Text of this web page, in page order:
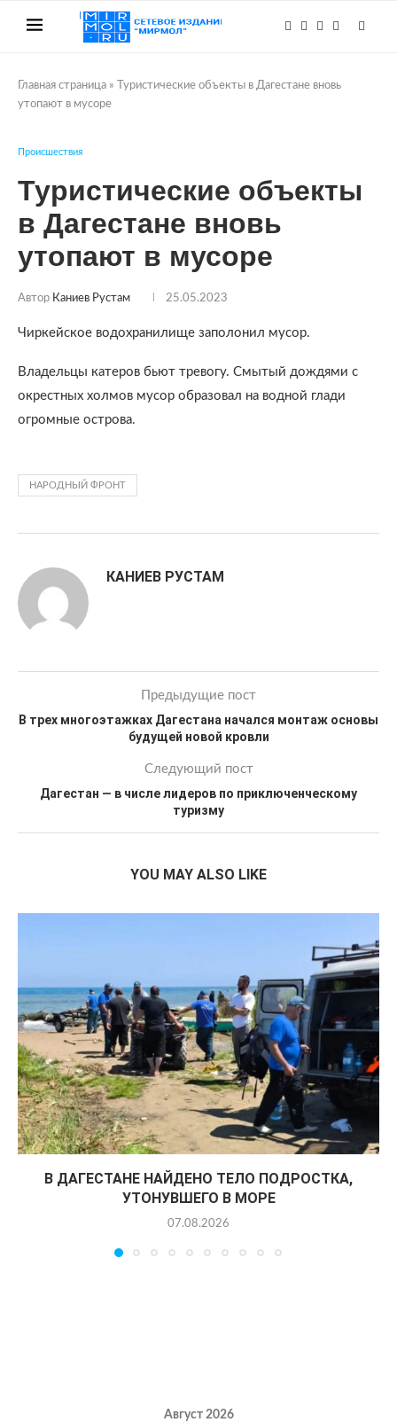
Главная страница »
Туристические объекты в Дагестане вновь
утопают в мусоре
Происшествия
Туристические объекты
в Дагестане вновь
утопают в мусоре
Автор Каниев Рустам 25.05.2023
Чиркейское водохранилище заполонил мусор.
Владельцы катеров бьют тревогу. Смытый дождями с
окрестных холмов мусор образовал на водной глади
огромные острова.
НАРОДНЫЙ ФРОНТ
КАНИЕВ РУСТАМ
Предыдущие пост
В трех многоэтажках Дагестана начался монтаж основы
будущей новой кровли
Следующий пост
Дагестан — в числе лидеров по приключенческому
туризму
YOU MAY ALSO LIKE
В ДАГЕСТАНЕ НАЙДЕНО ТЕЛО ПОДРОСТКА,
УТОНУВШЕГО В МОРЕ
07.08.2026
Август 2026